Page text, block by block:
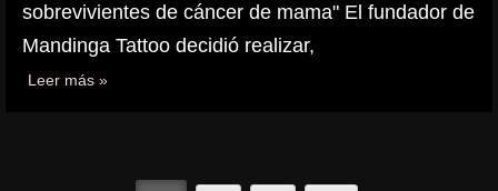
sobrevivientes de cáncer de mama" El fundador de
Mandinga Tattoo decidió realizar,
Leer más »